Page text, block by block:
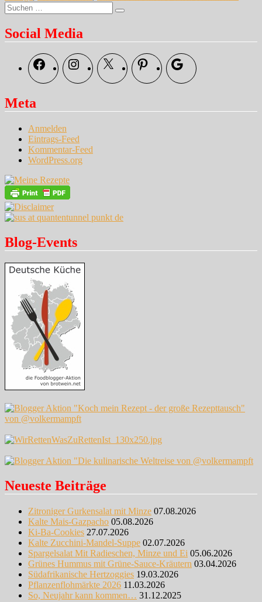
Suche
nach:
Suchen
Social Media
FacebookInstagramX Pinterest Google
Meta
Anmelden
Eintrags-Feed
Kommentar-Feed
WordPress.org
Blog-Events
Neueste Beiträge
Zitroniger Gurkensalat mit Minze 07.08.2026
Kalte Mais-Gazpacho 05.08.2026
Ki-Ba-Cookies 27.07.2026
Kalte Zucchini-Mandel-Suppe 02.07.2026
Spargelsalat Mit Radieschen, Minze und Ei 05.06.2026
Grünes Hummus mit Grüne-Sauce-Kräutern 03.04.2026
Südafrikanische Hertzoggies 19.03.2026
Pflanzenflohmärkte 2026 11.03.2026
So, Neujahr kann kommen… 31.12.2025